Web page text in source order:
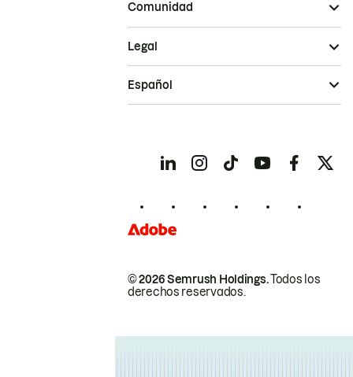
Comunidad
© 2026 Semrush Holdings.Todos los
derechos reservados.
Legal
Español